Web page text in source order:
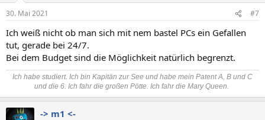
30. Mai 2021 #7
Ich weiß nicht ob man sich mit nem bastel PCs ein Gefallen
tut, gerade bei 24/7.
Bei dem Budget sind die Möglichkeit natürlich begrenzt.
Ich habe studiert. Ich bin Kapitän zur See und habe mein Patent A, B und C
und die 6. Ich fahr die großen Pötte. Ich fahr die Mary Queen.
-> m1 <-